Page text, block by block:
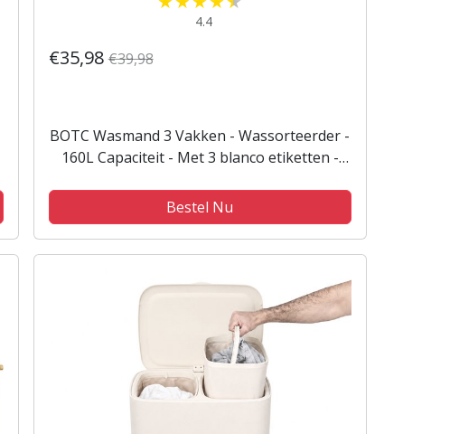
4.4
€35,98€39,98
BOTC Wasmand 3 Vakken - Wassorteerder -
160L Capaciteit - Met 3 blanco etiketten -
75*57*37cm - Crème wit
Bestel Nu